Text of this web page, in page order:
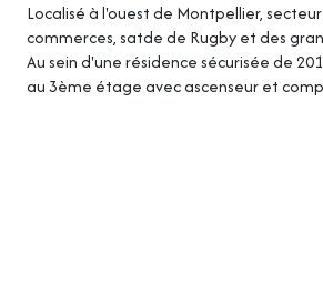
Localisé à l'ouest de Montpellier,
commerces, satde de Rugby et des
Au sein d'une résidence sécurisée de
au 3ème étage avec ascenseur et
visiophone, volets roulants et
LIBRE dès le 25 juin. Loyer: 780€/mois
Montant estimé des dépenses
compris). Prix moyens des énergies